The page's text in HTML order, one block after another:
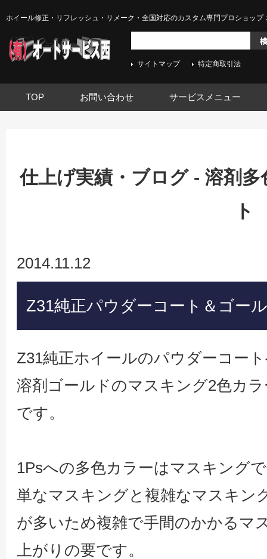
ホイール修正・リフレッシュ・リメーク・全国対応のカスタム専門プロショップ
サイトマップ 特定商取引法
TOP お問い合わせ サービスメニュー
仕上げ実績・ブログ - 溶剤
ト
2014.11.12
Z31純正パウダーコート＆ゴー
Z31純正ホイールのパウダーコー
溶剤ゴールドのマスキング2色カ
です。
1Psへの多色カラーはマスキング
単なマスキングと複雑なマスキン
が多いため複雑で手間のかかるマ
上がりの要です。